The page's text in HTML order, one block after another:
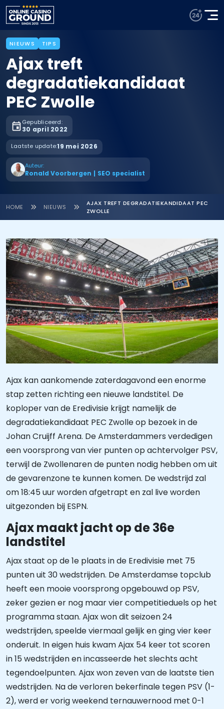
NIEUWS TIPS
Ajax treft
degradatiekandidaat
PEC Zwolle
Gepubliceerd:
30 april 2022
Laatste update:19 mei 2026
Auteur:
Ronald Voorbergen | SEO specialist
HOME NIEUWS
AJAX TREFT DEGRADATIEKANDIDAAT PEC
ZWOLLE
Ajax kan aankomende zaterdagavond een enorme
stap zetten richting een nieuwe landstitel. De
koploper van de Eredivisie krijgt namelijk de
degradatiekandidaat PEC Zwolle op bezoek in de
Johan Cruijff Arena. De Amsterdammers verdedigen
een voorsprong van vier punten op achtervolger PSV,
terwijl de Zwollenaren de punten nodig hebben om uit
de gevarenzone te kunnen komen. De wedstrijd zal
om 18:45 uur worden afgetrapt en zal live worden
uitgezonden bij ESPN.
Ajax maakt jacht op de 36e
landstitel
Ajax staat op de 1e plaats in de Eredivisie met 75
punten uit 30 wedstrijden. De Amsterdamse topclub
heeft een mooie voorsprong opgebouwd op PSV,
zeker gezien er nog maar vier competitieduels op het
programma staan. Ajax won dit seizoen 24
wedstrijden, speelde viermaal gelijk en ging vier keer
onderuit. In eigen huis kwam Ajax 54 keer tot scoren
in 15 wedstrijden en incasseerde het slechts acht
tegendoelpunten. Ajax won zeven van de laatste tien
wedstrijden. Na de verloren bekerfinale tegen PSV (1-
2), werd er vorig weekend ternauwernood met 0-1